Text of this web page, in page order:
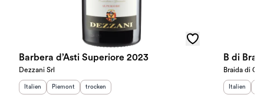
Barbera d’Asti Superiore 2023
Dezzani Srl
Herkunftsland:
Italien Herkunftsregion:
Piemont Geschmack
trocken
B di
Braida di
Italien